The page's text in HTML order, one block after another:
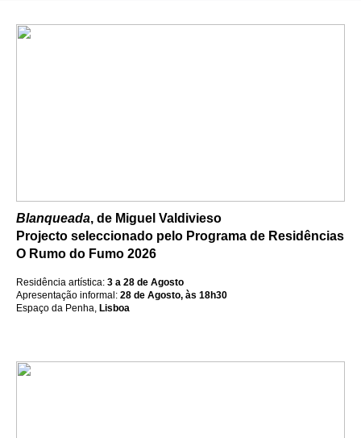
Blanqueada, de Miguel Valdivieso
Projecto seleccionado pelo Programa de Residências
O Rumo do Fumo 2026
Residência artística: 3 a 28 de Agosto
Apresentação informal: 28 de Agosto, às 18h30
Espaço da Penha, Lisboa